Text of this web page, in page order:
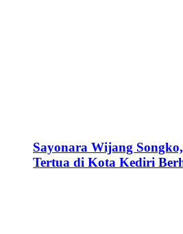
Sayonara Wijang
Tertua di Kota Kediri